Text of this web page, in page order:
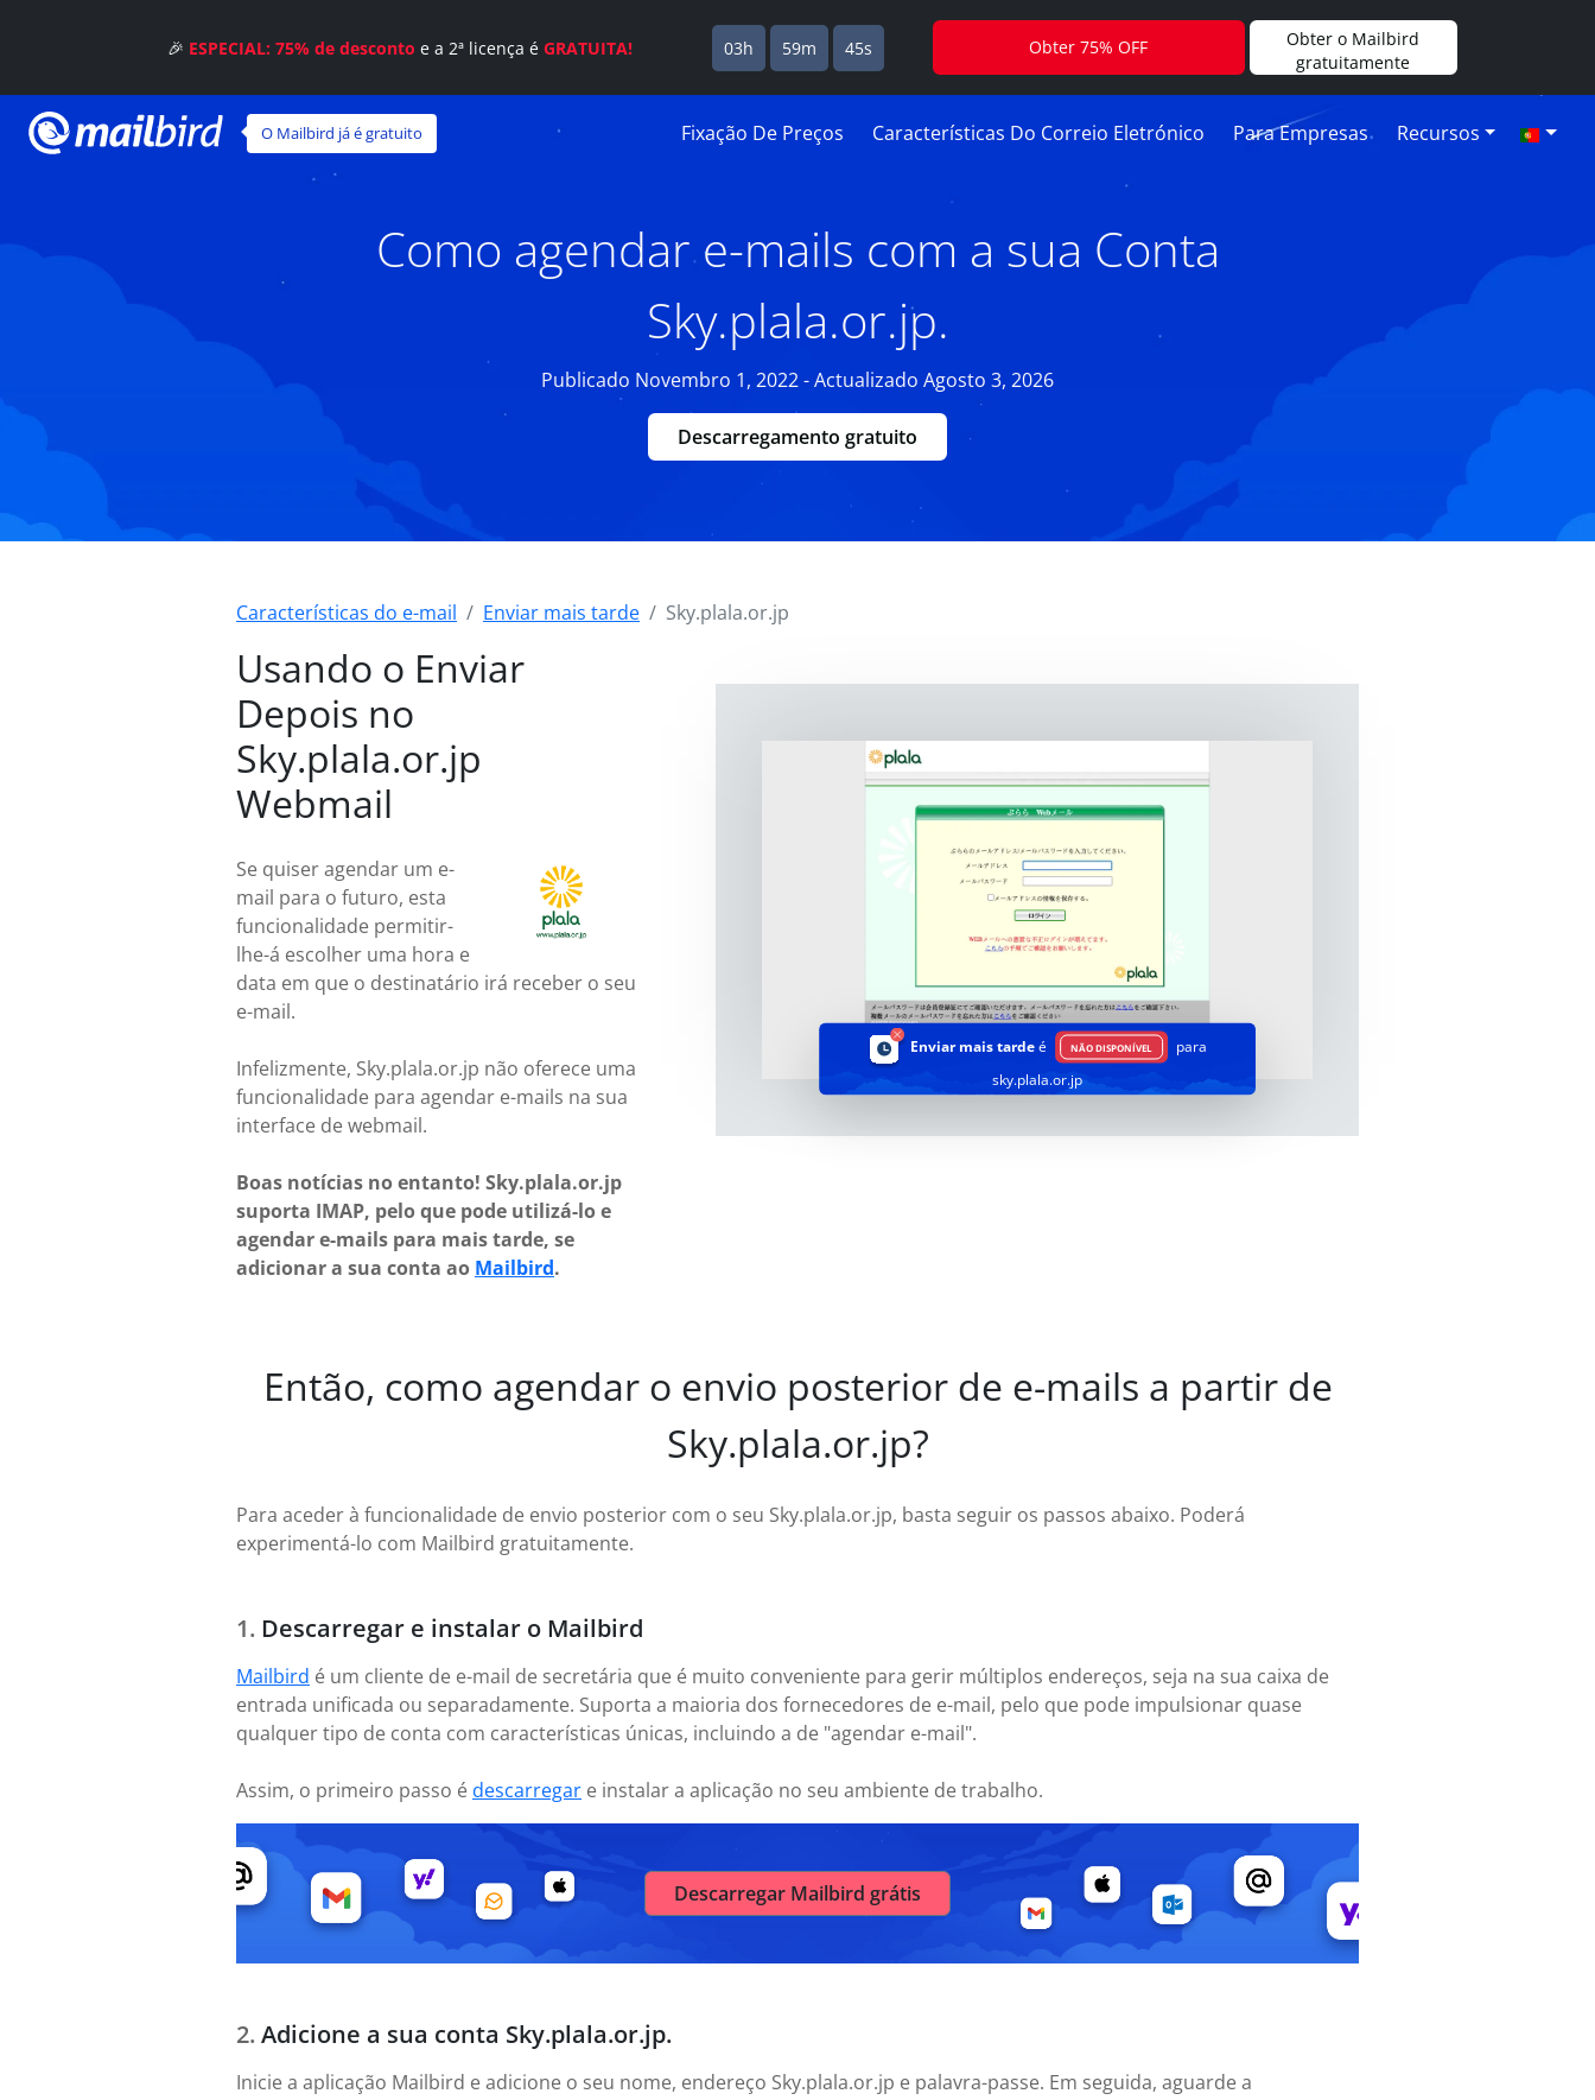
O Mailbird já é gratuito Fixação De Preços Características Do Correio Eletrónico Para Empresas Recursos
Como agendar e-mails com a sua Conta
Sky.plala.or.jp.
Publicado Novembro 1, 2022 - Actualizado Agosto 3, 2026
Descarregamento gratuito
Características do e-mail Enviar mais tarde Sky.plala.or.jp
Usando o Enviar
Depois no
Sky.plala.or.jp
Webmail
Se quiser agendar um e-
mail para o futuro, esta
funcionalidade permitir-
lhe-á escolher uma hora e
data em que o destinatário irá receber o seu
e-mail.
Infelizmente, Sky.plala.or.jp não oferece uma
funcionalidade para agendar e-mails na sua
interface de webmail.
Boas notícias no entanto! Sky.plala.or.jp
suporta IMAP, pelo que pode utilizá-lo e
agendar e-mails para mais tarde, se
adicionar a sua conta ao Mailbird.
Enviar mais tardeé NÃO DISPONÍVEL
para
sky.plala.or.jp
Então, como agendar o envio posterior de e-mails a partir de
Sky.plala.or.jp?
Para aceder à funcionalidade de envio posterior com o seu Sky.plala.or.jp, basta seguir os passos abaixo. Poderá
experimentá-lo com Mailbird gratuitamente.
Descarregar e instalar o Mailbird
Mailbird é um cliente de e-mail de secretária que é muito conveniente para gerir múltiplos endereços, seja na sua caixa de
entrada unificada ou separadamente. Suporta a maioria dos fornecedores de e-mail, pelo que pode impulsionar quase
qualquer tipo de conta com características únicas, incluindo a de "agendar e-mail".
Assim, o primeiro passo é descarregar e instalar a aplicação no seu ambiente de trabalho.
Descarregar Mailbird grátis
Adicione a sua conta Sky.plala.or.jp.
Inicie a aplicação Mailbird e adicione o seu nome, endereço Sky.plala.or.jp e palavra-passe. Em seguida, aguarde a
🎉 ESPECIAL: 75% de desconto e a 2ª licença éGRATUITA! 03h 59m 44s Obter 75% OFF
Obter o Mailbird
gratuitamente